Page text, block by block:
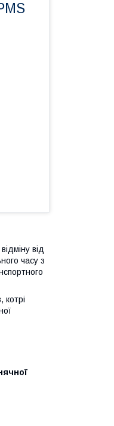
від
часу з
котрі